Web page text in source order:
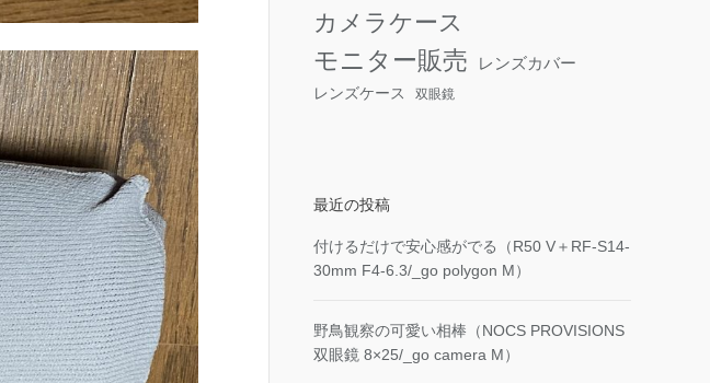
カメラケース
モニター販売
レンズカバー
レンズケース
双眼鏡
最近の投稿
付けるだけで安心感がでる（R50 V＋RF-S14-
30mm F4-6.3/_go polygon M）
野鳥観察の可愛い相棒（NOCS PROVISIONS
双眼鏡 8×25/_go camera M）